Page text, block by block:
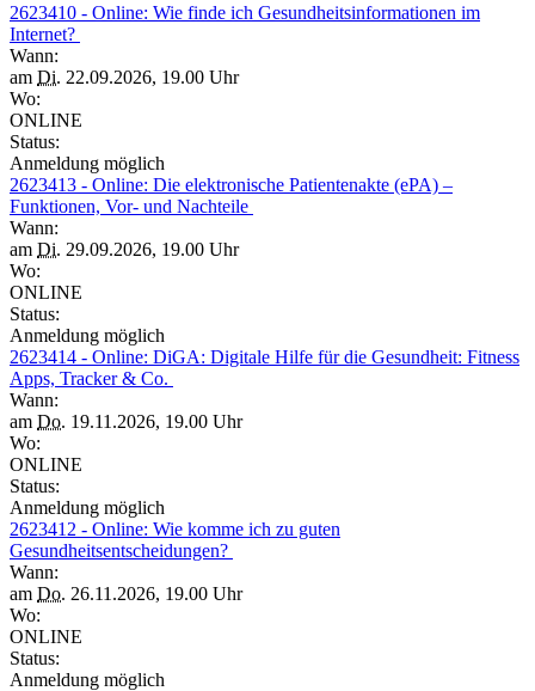
2623410 - Online: Wie finde ich Gesundheitsinformationen im
Internet?
Wann:
am Di. 22.09.2026, 19.00 Uhr
Wo:
ONLINE
Status:
Anmeldung möglich
2623413 - Online: Die elektronische Patientenakte (ePA) –
Funktionen, Vor- und Nachteile
Wann:
am Di. 29.09.2026, 19.00 Uhr
Wo:
ONLINE
Status:
Anmeldung möglich
2623414 - Online: DiGA: Digitale Hilfe für die Gesundheit: Fitness
Apps, Tracker & Co.
Wann:
am Do. 19.11.2026, 19.00 Uhr
Wo:
ONLINE
Status:
Anmeldung möglich
2623412 - Online: Wie komme ich zu guten
Gesundheitsentscheidungen?
Wann:
am Do. 26.11.2026, 19.00 Uhr
Wo:
ONLINE
Status:
Anmeldung möglich